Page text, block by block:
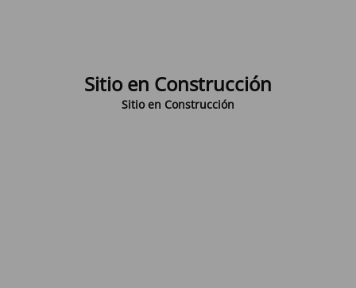
Sitio en Construcción
Sitio en Construcción